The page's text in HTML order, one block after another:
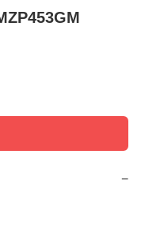
−